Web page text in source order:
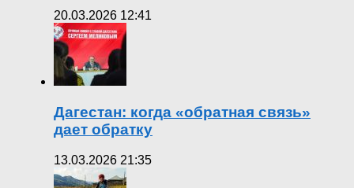
20.03.2026 12:41
Дагестан: когда «обратная связь»
дает обратку
13.03.2026 21:35